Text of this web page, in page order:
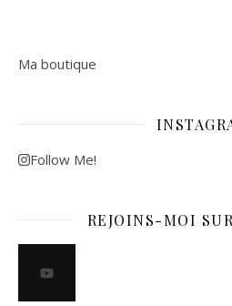
Ma boutique
Follow Me!
REJOINS-MOI